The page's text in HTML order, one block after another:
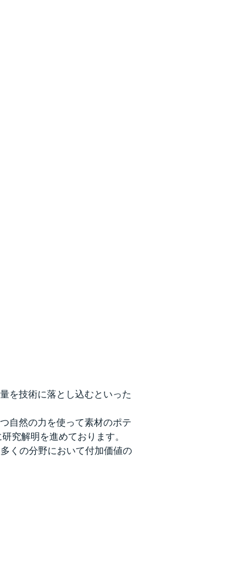
を技術に落とし込むといった
自然の力を使って素材のポテ
究解明を進めております。
くの分野において付加価値の